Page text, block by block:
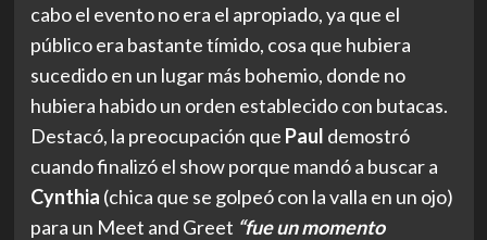
cabo el evento no era el apropiado, ya que el
público era bastante tímido, cosa que hubiera
sucedido en un lugar más bohemio, donde no
hubiera habido un orden establecido con butacas.
Destacó, la preocupación que Paul demostró
cuando finalizó el show porque mandó a buscar a
Cynthia (chica que se golpeó con la valla en un ojo)
para un Meet and Greet “fue un momento